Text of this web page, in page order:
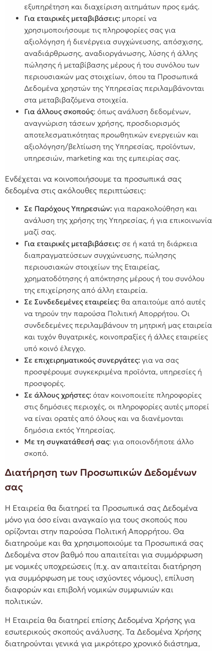
εξυπηρέτηση και διαχείριση αιτημάτων προς εμάς.
Για εταιρικές μεταβιβάσεις: μπορεί να
χρησιμοποιήσουμε τις πληροφορίες σας για
αξιολόγηση ή διενέργεια συγχώνευσης, απόσχισης,
αναδιάρθρωσης, αναδιοργάνωσης, λύσης ή άλλης
πώλησης ή μεταβίβασης μέρους ή του συνόλου των
περιουσιακών μας στοιχείων, όπου τα Προσωπικά
Δεδομένα χρηστών της Υπηρεσίας περιλαμβάνονται
στα μεταβιβαζόμενα στοιχεία.
Για άλλους σκοπούς: όπως ανάλυση δεδομένων,
αναγνώριση τάσεων χρήσης, προσδιορισμός
αποτελεσματικότητας προωθητικών ενεργειών και
αξιολόγηση/βελτίωση της Υπηρεσίας, προϊόντων,
υπηρεσιών, marketing και της εμπειρίας σας.
Ενδέχεται να κοινοποιήσουμε τα προσωπικά σας
δεδομένα στις ακόλουθες περιπτώσεις:
Σε Παρόχους Υπηρεσιών: για παρακολούθηση και
ανάλυση της χρήσης της Υπηρεσίας, ή για επικοινωνία
μαζί σας.
Για εταιρικές μεταβιβάσεις: σε ή κατά τη διάρκεια
διαπραγματεύσεων συγχώνευσης, πώλησης
περιουσιακών στοιχείων της Εταιρείας,
χρηματοδότησης ή απόκτησης μέρους ή του συνόλου
της επιχείρησης από άλλη εταιρεία.
Σε Συνδεδεμένες εταιρείες: θα απαιτούμε από αυτές
να τηρούν την παρούσα Πολιτική Απορρήτου. Οι
συνδεδεμένες περιλαμβάνουν τη μητρική μας εταιρεία
και τυχόν θυγατρικές, κοινοπραξίες ή άλλες εταιρείες
υπό κοινό έλεγχο.
Σε επιχειρηματικούς συνεργάτες: για να σας
προσφέρουμε συγκεκριμένα προϊόντα, υπηρεσίες ή
προσφορές.
Σε άλλους χρήστες: όταν κοινοποιείτε πληροφορίες
στις δημόσιες περιοχές, οι πληροφορίες αυτές μπορεί
να είναι ορατές από όλους και να διανέμονται
δημόσια εκτός Υπηρεσίας.
Με τη συγκατάθεσή σας: για οποιονδήποτε άλλο
σκοπό.
Διατήρηση των Προσωπικών Δεδομένων
σας
Η Εταιρεία θα διατηρεί τα Προσωπικά σας Δεδομένα
μόνο για όσο είναι αναγκαίο για τους σκοπούς που
ορίζονται στην παρούσα Πολιτική Απορρήτου. Θα
διατηρούμε και θα χρησιμοποιούμε τα Προσωπικά σας
Δεδομένα στον βαθμό που απαιτείται για συμμόρφωση
με νομικές υποχρεώσεις (π.χ. αν απαιτείται διατήρηση
για συμμόρφωση με τους ισχύοντες νόμους), επίλυση
διαφορών και επιβολή νομικών συμφωνιών και
πολιτικών.
Η Εταιρεία θα διατηρεί επίσης Δεδομένα Χρήσης για
εσωτερικούς σκοπούς ανάλυσης. Τα Δεδομένα Χρήσης
διατηρούνται γενικά για μικρότερο χρονικό διάστημα,